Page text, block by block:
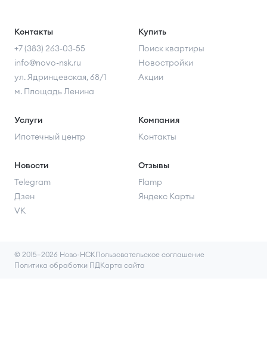
Контакты
+7 (383) 263-03-55
info@novo-nsk.ru
ул. Ядринцевская, 68/1
м. Площадь Ленина
Купить
Поиск квартиры
Новостройки
Акции
Услуги
Ипотечный центр
Компания
Контакты
Новости
Telegram
Дзен
VK
Отзывы
Flamp
Яндекс Карты
© 2015–2026 Ново-НСКПользовательское соглашение
Политика обработки ПДКарта сайта